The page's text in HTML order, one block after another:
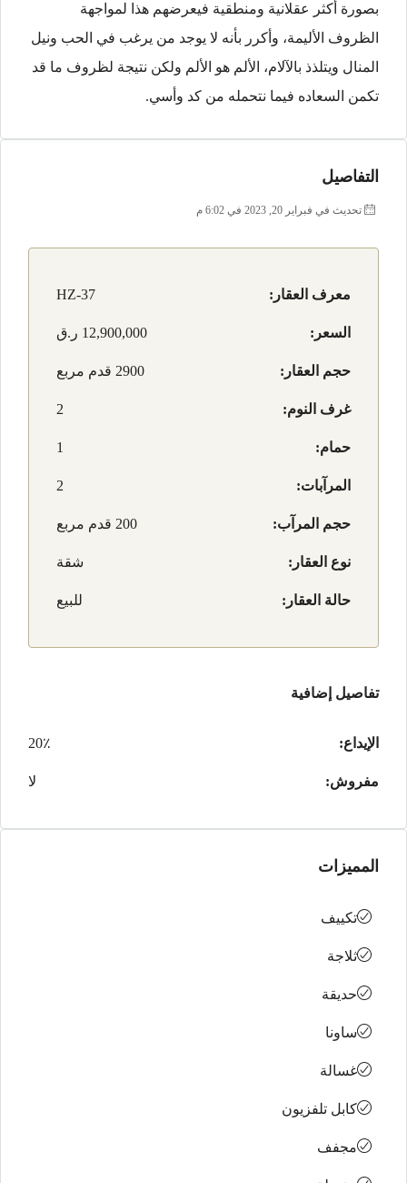
بصورة أكثر عقلانية ومنطقية فيعرضهم هذا لمواجهة
الظروف الأليمة، وأكرر بأنه لا يوجد من يرغب في الحب ونيل
المنال ويتلذذ بالآلام، الألم هو الألم ولكن نتيجة لظروف ما قد
تكمن السعاده فيما نتحمله من كد وأسي.
التفاصيل
تحديث في فبراير 20, 2023 في 6:02 م
معرف العقار: HZ-37
السعر: 12,900,000 ر.ق
حجم العقار: 2900 قدم مربع
غرف النوم: 2
حمام: 1
المرآبات: 2
حجم المرآب: 200 قدم مربع
نوع العقار: شقة
حالة العقار: للبيع
تفاصيل إضافية
الإيداع: 20٪
مفروش: لا
المميزات
تكييف
ثلاجة
حديقة
ساونا
غسالة
كابل تلفزيون
مجفف